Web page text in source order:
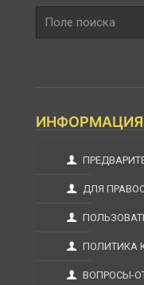
поиска
ИНФОРМАЦИЯ
ДЛЯ
ПОЛИТИКА
ВОПРОСЫ-